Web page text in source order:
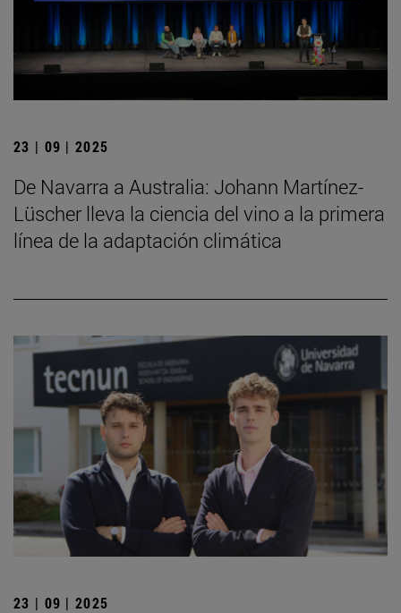
23 | 09 | 2025
De Navarra a Australia: Johann Martínez-
Lüscher lleva la ciencia del vino a la primera
línea de la adaptación climática
23 | 09 | 2025